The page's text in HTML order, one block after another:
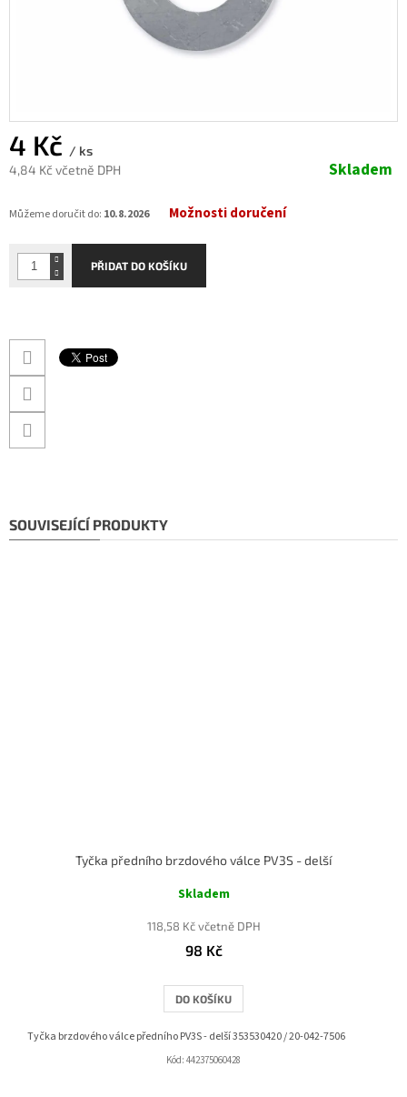
4 Kč / ks
4,84 Kč včetně DPH
cena:
Skladem
Můžeme doručit do: 10.8.2026 Možnosti doručení
PŘIDAT DO KOŠÍKU
SOUVISEJÍCÍ PRODUKTY
Tyčka předního brzdového válce PV3S - delší
Skladem
118,58 Kč včetně DPH
98 Kč
DO KOŠÍKU
Tyčka brzdového válce předního PV3S - delší 353530420 / 20-042-7506
Kód: 442375060428